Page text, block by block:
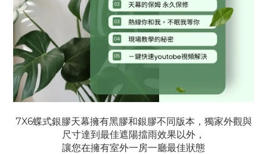
7X6蝶式銀膠天幕擁有黑膠和銀膠不同版本，獨家外觀與
尺寸達到最佳遮陽擋雨效果以外，
讓您在擁有室外一房一廳最佳狀態